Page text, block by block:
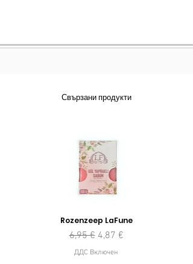
Свързани продукти
Rozenzeep LaFune
Редовна цена
6,95 € Продажна цена
4,87 €
ДДС Включен